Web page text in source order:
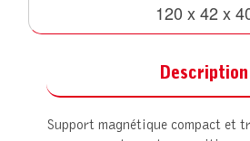
120 x 42 x
Description
Support magnétique compact et